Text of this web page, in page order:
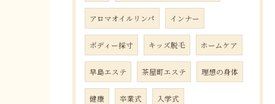
アロマオイルリンパ インナー
ボディー採寸 キッズ脱毛 ホームケア
早島エステ 茶屋町エステ 理想の身体
健康 卒業式 入学式